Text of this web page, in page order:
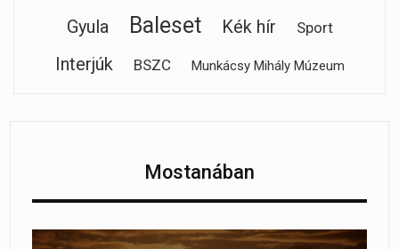
Gyula
Baleset Kék hír Sport
Interjúk BSZC Munkácsy Mihály Múzeum
Mostanában